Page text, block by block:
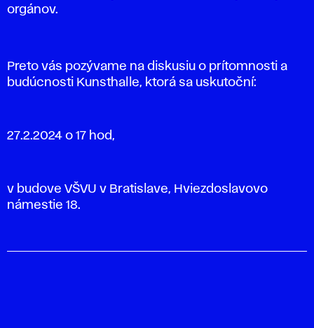
orgánov.
Preto vás pozývame na diskusiu o prítomnosti a
budúcnosti Kunsthalle, ktorá sa uskutoční:
27.2.2024 o 17 hod,
v budove VŠVU v Bratislave, Hviezdoslavovo
námestie 18.